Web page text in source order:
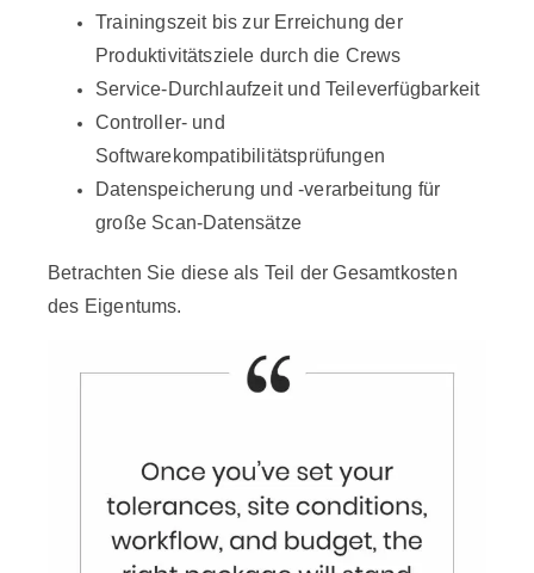
Trainingszeit bis zur Erreichung der
Produktivitätsziele durch die Crews
Service-Durchlaufzeit und Teileverfügbarkeit
Controller- und
Softwarekompatibilitätsprüfungen
Datenspeicherung und -verarbeitung für
große Scan-Datensätze
Betrachten Sie diese als Teil der Gesamtkosten
des Eigentums.